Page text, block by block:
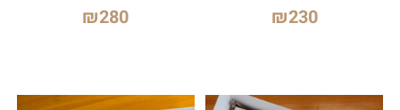
₪230
₪280